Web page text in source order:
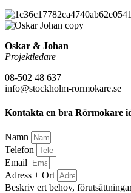
Oskar & Johan
Projektledare
08-502 48 637
info@stockholm-rormokare.se
Kontakta en bra Rörmokare
Namn
Telefon
Email
Adress + Ort
Beskriv ert behov,